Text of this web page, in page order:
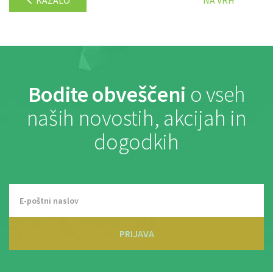
Bodite obveščeni o vseh
naših novostih, akcijah in
dogodkih
PRIJAVA